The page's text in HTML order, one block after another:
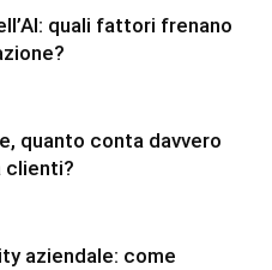
quali fattori frenano
quanto conta davvero
clienti?
aziendale: come